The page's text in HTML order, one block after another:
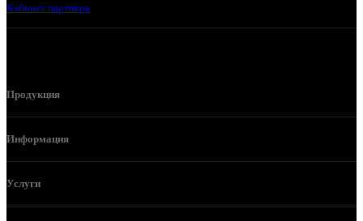
Кабинет партнера
Продукция
Информация
Услуги